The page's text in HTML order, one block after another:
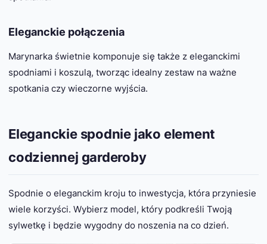
Eleganckie połączenia
Marynarka świetnie komponuje się także z eleganckimi
spodniami i koszulą, tworząc idealny zestaw na ważne
spotkania czy wieczorne wyjścia.
Eleganckie spodnie jako element
codziennej garderoby
Spodnie o eleganckim kroju to inwestycja, która przyniesie
wiele korzyści. Wybierz model, który podkreśli Twoją
sylwetkę i będzie wygodny do noszenia na co dzień.